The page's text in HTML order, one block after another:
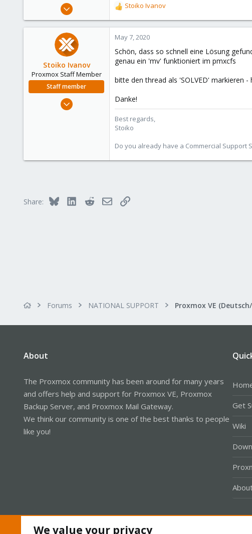
2
R
e
a
c
i
o
s
Stoiko Ivanov
Stoiko Ivanov
Proxmox Staff Member
Staff member
May 2, 2018
May 7, 2020
Schön, dass so schnell eine Lösung
genau ein 'mv' funktioniert im pmxcfs
bitte den thread als 'SOLVED' markieren
Danke!
Best regards,
Stoiko
Do you already have a Commercial Support
Share: Bluesky LinkedInRedditEmailLink
Forums NATIONAL SUPPORT Proxmox VE
About
The Proxmox community has been around for many years
and offers help and support for Proxmox VE, Proxmox
Backup Server, and Proxmox Mail Gateway.
We think our community is one of the best thanks to people
like you!
Get
Wiki
We value your privacy